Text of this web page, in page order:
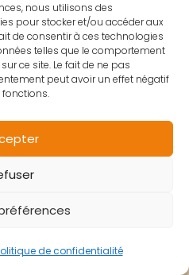
nous utilisons des
pour stocker et/ou accéder aux
de consentir à ces technologies
telles que le comportement
ce site. Le fait de ne pas
peut avoir un effet négatif
fonctions.
de confidentialité
POT
NEOS
au panier